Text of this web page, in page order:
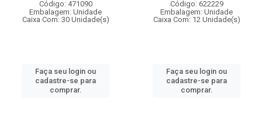
Código: 471090
Embalagem: Unidade
Caixa Com: 30 Unidade(s)
Faça seu login ou
cadastre-se para
comprar.
Código: 622229
Embalagem: Unidade
Caixa Com: 12 Unidade(s)
Faça seu login ou
cadastre-se para
comprar.